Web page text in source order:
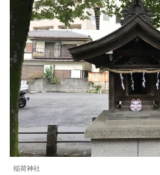
稲荷神社